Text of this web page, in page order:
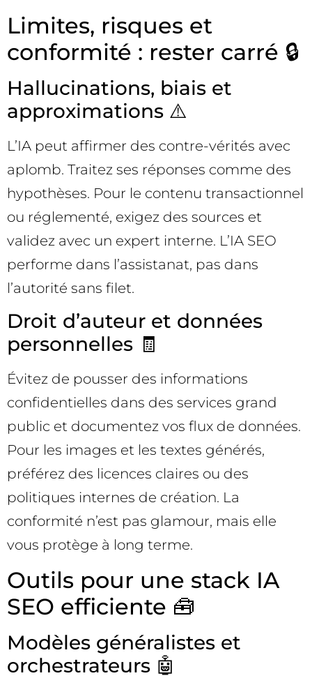
Limites, risques et
conformité : rester carré 🔒
Hallucinations, biais et
approximations ⚠️
L’IA peut affirmer des contre-vérités avec
aplomb. Traitez ses réponses comme des
hypothèses. Pour le contenu transactionnel
ou réglementé, exigez des sources et
validez avec un expert interne. L’IA SEO
performe dans l’assistanat, pas dans
l’autorité sans filet.
Droit d’auteur et données
personnelles 🧾
Évitez de pousser des informations
confidentielles dans des services grand
public et documentez vos flux de données.
Pour les images et les textes générés,
préférez des licences claires ou des
politiques internes de création. La
conformité n’est pas glamour, mais elle
vous protège à long terme.
Outils pour une stack IA
SEO efficiente 🧰
Modèles généralistes et
orchestrateurs 🤖